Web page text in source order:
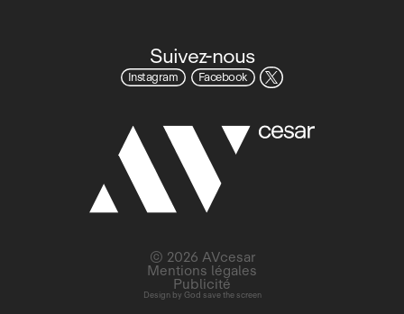
Suivez-nous
Instagram Facebook
Design by God save the screen
© 2026 AVcesar
Mentions légales
Publicité